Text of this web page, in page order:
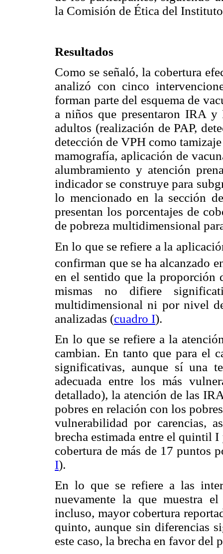
la Comisión de Ética del
Resultados
Como se señaló, la cobertura
analizó con cinco
forman parte del esquema de
a niños que presentaron IRA y
adultos (realización de PAP,
detección de VPH como
mamografía, aplicación de
alumbramiento y atención
indicador se construye para
lo mencionado en la sección
presentan los porcentajes de
de pobreza multidimensional
En lo que se refiere a la
confirman que se ha alcanzado
en el sentido que la proporción
mismas no difiere
multidimensional ni por nivel
analizadas (cuadro I).
En lo que se refiere a la
cambian. En tanto que para el
significativas, aunque sí una
adecuada entre los más
detallado), la atención de las
pobres en relación con los
vulnerabilidad por carencias,
brecha estimada entre el quintil
cobertura de más de 17 puntos
I).
En lo que se refiere a las
nuevamente la que muestra
incluso, mayor cobertura
quinto, aunque sin diferencias
este caso, la brecha en favor